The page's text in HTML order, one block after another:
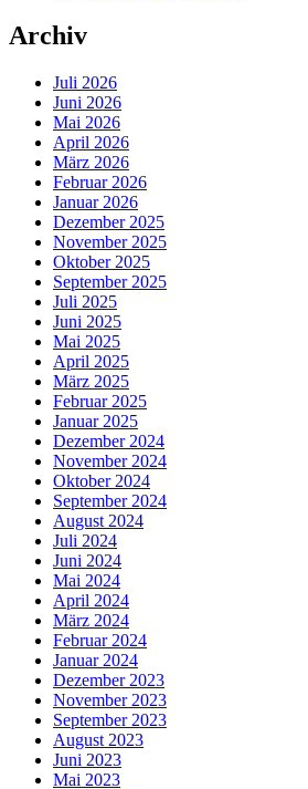
Archiv
Juli 2026
Juni 2026
Mai 2026
April 2026
März 2026
Februar 2026
Januar 2026
Dezember 2025
November 2025
Oktober 2025
September 2025
Juli 2025
Juni 2025
Mai 2025
April 2025
März 2025
Februar 2025
Januar 2025
Dezember 2024
November 2024
Oktober 2024
September 2024
August 2024
Juli 2024
Juni 2024
Mai 2024
April 2024
März 2024
Februar 2024
Januar 2024
Dezember 2023
November 2023
September 2023
August 2023
Juni 2023
Mai 2023